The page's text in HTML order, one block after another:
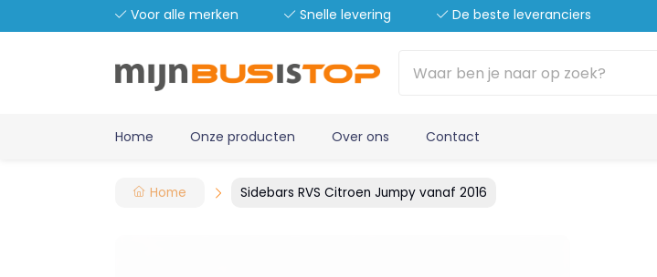
Voor alle merken Snelle levering De beste leveranciers
Home Onze producten Over ons Contact
Home Sidebars RVS Citroen Jumpy vanaf 2016